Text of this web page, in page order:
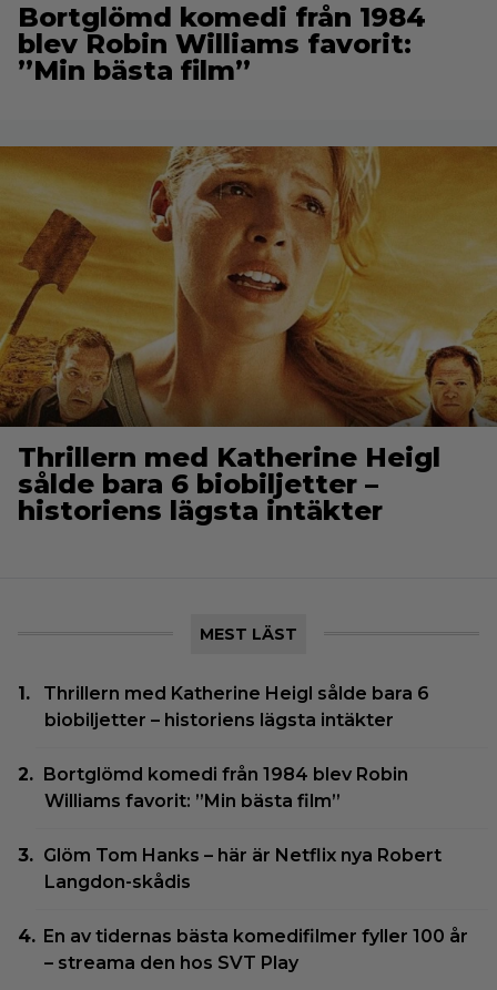
Bortglömd komedi från 1984
blev Robin Williams favorit:
”Min bästa film”
Thrillern med Katherine Heigl
sålde bara 6 biobiljetter –
historiens lägsta intäkter
MEST LÄST
Thrillern med Katherine Heigl sålde bara 6
biobiljetter – historiens lägsta intäkter
Bortglömd komedi från 1984 blev Robin
Williams favorit: ”Min bästa film”
Glöm Tom Hanks – här är Netflix nya Robert
Langdon-skådis
En av tidernas bästa komedifilmer fyller 100 år
– streama den hos SVT Play